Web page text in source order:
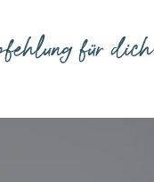
für dich